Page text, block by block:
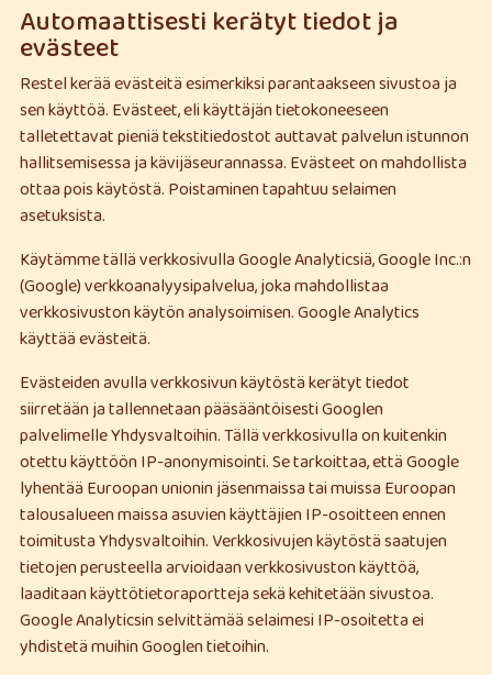
Automaattisesti kerätyt tiedot ja
evästeet
Restel kerää evästeitä esimerkiksi parantaakseen sivustoa ja
sen käyttöä. Evästeet, eli käyttäjän tietokoneeseen
talletettavat pieniä tekstitiedostot auttavat palvelun istunnon
hallitsemisessa ja kävijäseurannassa. Evästeet on mahdollista
ottaa pois käytöstä. Poistaminen tapahtuu selaimen
asetuksista.
Käytämme tällä verkkosivulla Google Analyticsiä, Google Inc.:n
(Google) verkkoanalyysipalvelua, joka mahdollistaa
verkkosivuston käytön analysoimisen. Google Analytics
käyttää evästeitä.
Evästeiden avulla verkkosivun käytöstä kerätyt tiedot
siirretään ja tallennetaan pääsääntöisesti Googlen
palvelimelle Yhdysvaltoihin. Tällä verkkosivulla on kuitenkin
otettu käyttöön IP-anonymisointi. Se tarkoittaa, että Google
lyhentää Euroopan unionin jäsenmaissa tai muissa Euroopan
talousalueen maissa asuvien käyttäjien IP-osoitteen ennen
toimitusta Yhdysvaltoihin. Verkkosivujen käytöstä saatujen
tietojen perusteella arvioidaan verkkosivuston käyttöä,
laaditaan käyttötietoraportteja sekä kehitetään sivustoa.
Google Analyticsin selvittämää selaimesi IP-osoitetta ei
yhdistetä muihin Googlen tietoihin.